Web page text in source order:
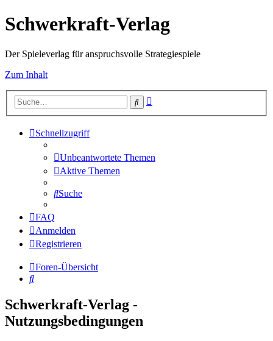
Schwerkraft-Verlag
Der Spieleverlag für anspruchsvolle Strategiespiele
Zum Inhalt
Suche
Schnellzugriff
Unbeantwortete Themen
Aktive Themen
Suche
FAQ
Anmelden
Registrieren
Foren-Übersicht
Suche
Schwerkraft-Verlag -
Nutzungsbedingungen